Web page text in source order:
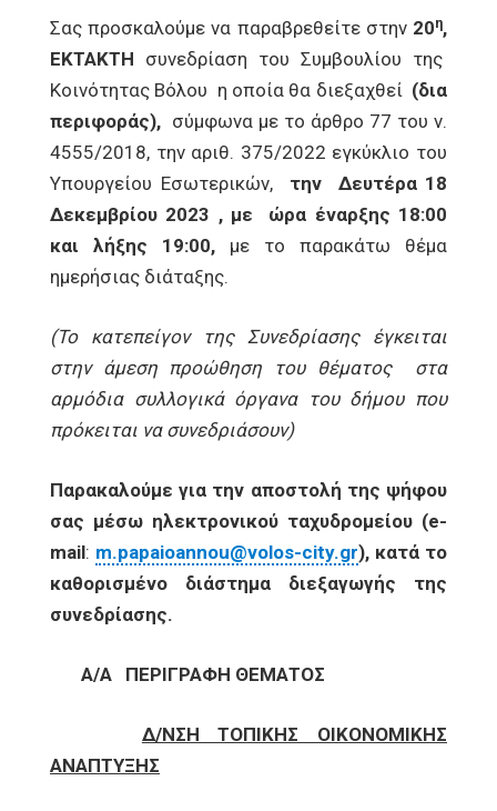
Σας προσκαλούμε να παραβρεθείτε στην20η,
ΕΚΤΑΚΤΗ συνεδρίαση του Συμβουλίου της
Κοινότητας Βόλου η οποία θα διεξαχθεί (δια
περιφοράς), σύμφωνα με το άρθρο 77 του ν.
4555/2018, την αριθ. 375/2022 εγκύκλιο του
Υπουργείου Εσωτερικών,
την Δευτέρα 18
Δεκεμβρίου 2023 , με ώρα έναρξης 18:00
και λήξης 19:00, με το παρακάτω θέμα
ημερήσιας διάταξης.
(Το κατεπείγον της Συνεδρίασης έγκειται
στην άμεση προώθηση του θέματος στα
αρμόδια συλλογικά όργανα του δήμου που
πρόκειται να συνεδριάσουν)
Παρακαλούμε για την αποστολή της ψήφου
σας μέσω ηλεκτρονικού ταχυδρομείου (e-
mail: m.papaioannou@volos-city.gr), κατά το
καθορισμένο διάστημα διεξαγωγής της
συνεδρίασης.
Α/Α ΠΕΡΙΓΡΑΦΗ ΘΕΜΑΤΟΣ
Δ/ΝΣΗ ΤΟΠΙΚΗΣ ΟΙΚΟΝΟΜΙΚΗΣ
ΑΝΑΠΤΥΞΗΣ